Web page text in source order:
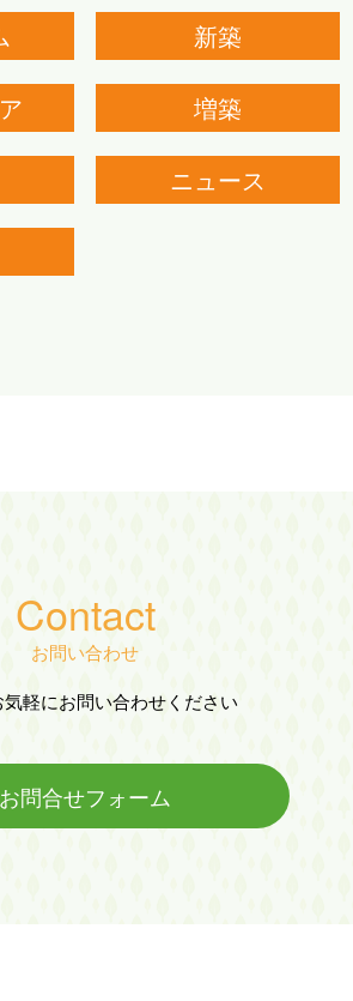
新築
増築
ニュース
Contact
お問い合わせ
気軽にお問い合わせください
お問合せフォーム